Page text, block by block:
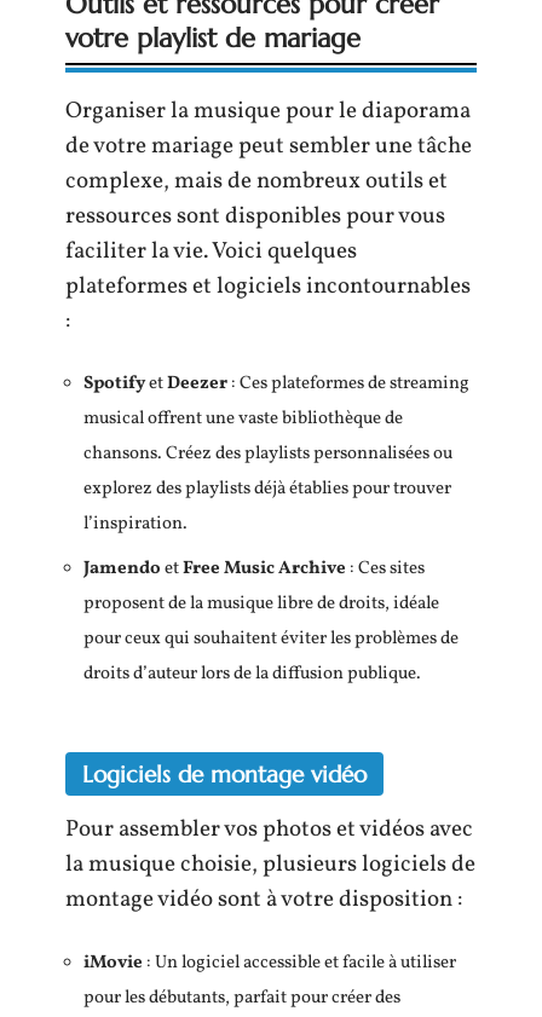
votre playlist de mariage
Organiser la musique pour le diaporama
de votre mariage peut sembler une tâche
complexe, mais de nombreux outils et
ressources sont disponibles pour vous
faciliter la vie. Voici quelques
plateformes et logiciels incontournables
:
SpotifyetDeezer: Ces plateformes de streaming
musical offrent une vaste bibliothèque de
chansons. Créez des playlists personnalisées ou
explorez des playlists déjà établies pour trouver
l’inspiration.
JamendoetFree Music Archive : Ces sites
proposent de la musique libre de droits, idéale
pour ceux qui souhaitent éviter les problèmes de
droits d’auteur lors de la diffusion publique.
Logiciels de montage vidéo
Pour assembler vos photos et vidéos avec
la musique choisie, plusieurs logiciels de
montage vidéo sont à votre disposition :
iMovie : Un logiciel accessible et facile à utiliser
pour les débutants, parfait pour créer des